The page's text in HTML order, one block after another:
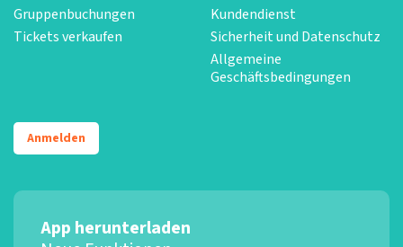
Gruppenbuchungen
Tickets verkaufen
Kundendienst
Sicherheit und Datenschutz
Allgemeine
Geschäftsbedingungen
Anmelden
App herunterladen